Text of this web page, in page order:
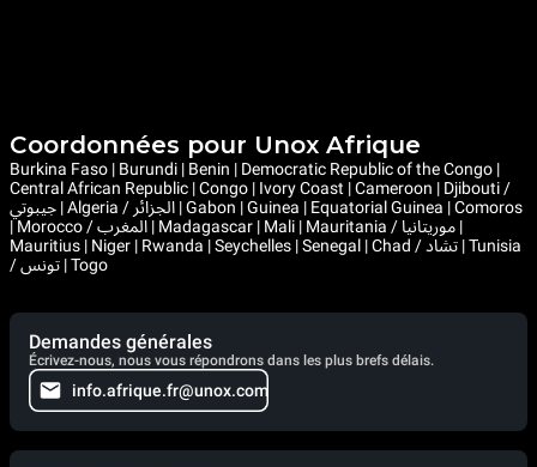
Coordonnées pour Unox Afrique
Burkina Faso | Burundi | Benin | Democratic Republic of the Congo |
Central African Republic | Congo | Ivory Coast | Cameroon | Djibouti /
جيبوتي | Algeria / الجزائر | Gabon | Guinea | Equatorial Guinea | Comoros
| Morocco / المغرب | Madagascar | Mali | Mauritania / موريتانيا |
Mauritius | Niger | Rwanda | Seychelles | Senegal | Chad / تشاد | Tunisia
/ تونس | Togo
Demandes générales
Écrivez-nous, nous vous répondrons dans les plus brefs délais.
info.afrique.fr@unox.com